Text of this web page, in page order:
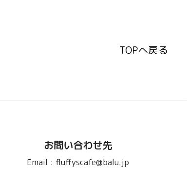
TOPへ戻る
TOPへ戻る
お問い合わせ先
Email : fluffyscafe@balu.jp